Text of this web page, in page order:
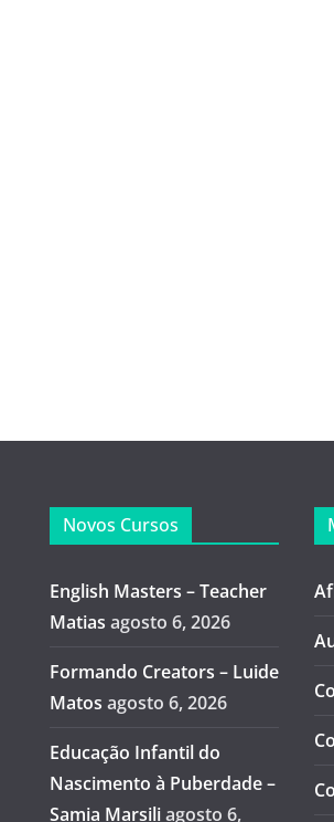
Novos Cursos
English Masters – Teacher
Matias agosto 6, 2026
Formando Creators – Luide
Matos agosto 6, 2026
Educação Infantil do
Nascimento à Puberdade –
Samia Marsili agosto 6,